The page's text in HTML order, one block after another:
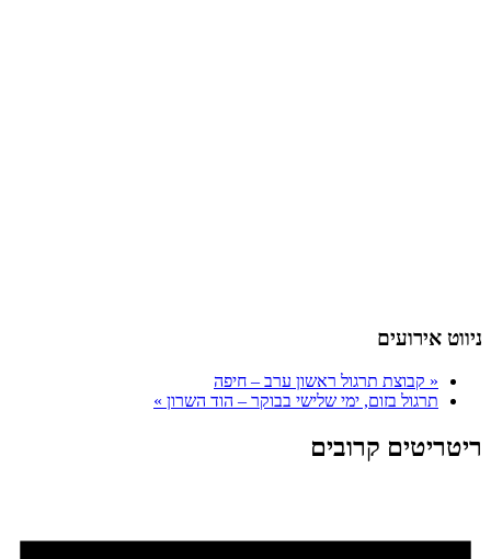
ניווט אירועים
« קבוצת תרגול ראשון ערב – חיפה
תרגול בזום, ימי שלישי בבוקר – הוד השרון »
ריטריטים קרובים